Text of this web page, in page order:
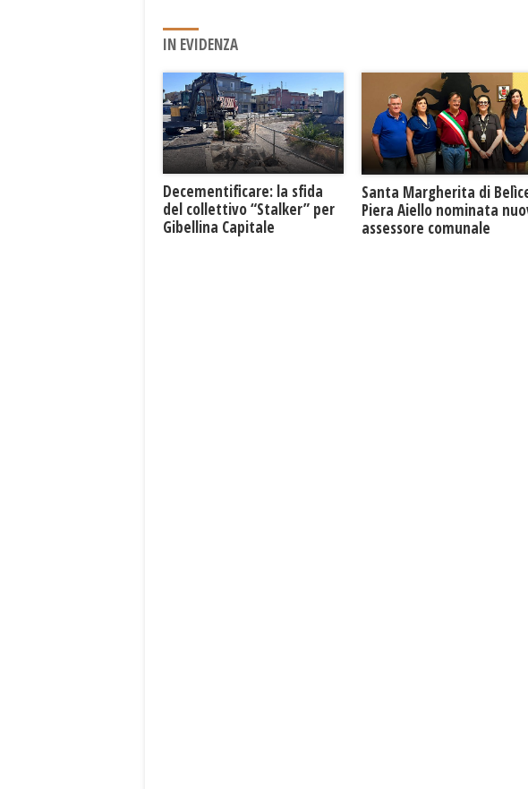
IN EVIDENZA
Decementificare: la sfida
del collettivo “Stalker” per
Gibellina Capitale
Santa Margherita di
Piera Aiello nominata
assessore comunale